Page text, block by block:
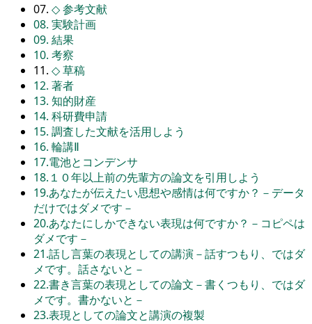
07. ◇参考文献
08. 実験計画
09. 結果
10. 考察
11. ◇草稿
12. 著者
13. 知的財産
14. 科研費申請
15. 調査した文献を活用しよう
16. 輪講Ⅱ
17.電池とコンデンサ
18.１０年以上前の先輩方の論文を引用しよう
19.あなたが伝えたい思想や感情は何ですか？－データ
だけではダメです－
20.あなたにしかできない表現は何ですか？－コピペは
ダメです－
21.話し言葉の表現としての講演－話すつもり、ではダ
メです。話さないと－
22.書き言葉の表現としての論文－書くつもり、ではダ
メです。書かないと－
23.表現としての論文と講演の複製